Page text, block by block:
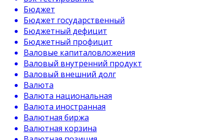
Бюджет
Бюджет государственный
Бюджетный дефицит
Бюджетный профицит
Валовые капиталовложения
Валовый внутренний продукт
Валовый внешний долг
Валюта
Валюта национальная
Валюта иностранная
Валютная биржа
Валютная корзина